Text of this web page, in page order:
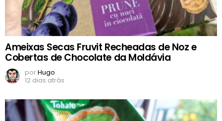
Ameixas Secas Fruvit Recheadas de Noz e
Cobertas de Chocolate da Moldávia
porHugo
12 dias atrás